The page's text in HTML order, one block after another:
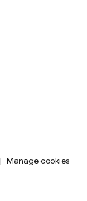
Manage cookies